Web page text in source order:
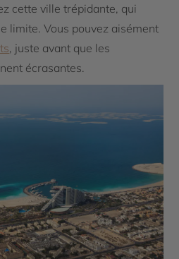
cette ville trépidante, qui
limite. Vous pouvez aisément
, juste avant que les
écrasantes.